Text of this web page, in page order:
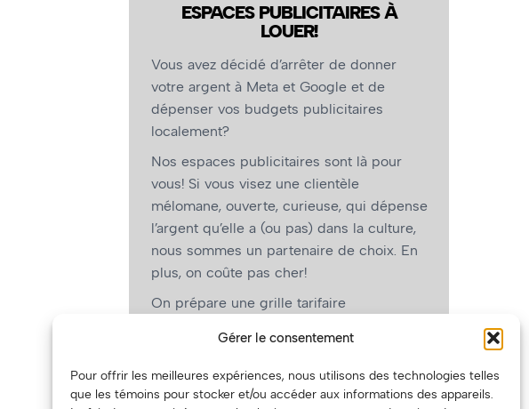
Gérer le consentement
Pour offrir les meilleures expériences, nous utilisons des technologies telles
que les témoins pour stocker et/ou accéder aux informations des appareils.
ESPACES PUBLICITAIRES À
LOUER!
Vous avez décidé d’arrêter de donner
votre argent à Meta et Google et de
dépenser vos budgets publicitaires
localement?
Nos espaces publicitaires sont là pour
vous! Si vous visez une clientèle
mélomane, ouverte, curieuse, qui dépense
l’argent qu’elle a (ou pas) dans la culture,
nous sommes un partenaire de choix. En
plus, on coûte pas cher!
On prépare une grille tarifaire
vous, les artistes!)